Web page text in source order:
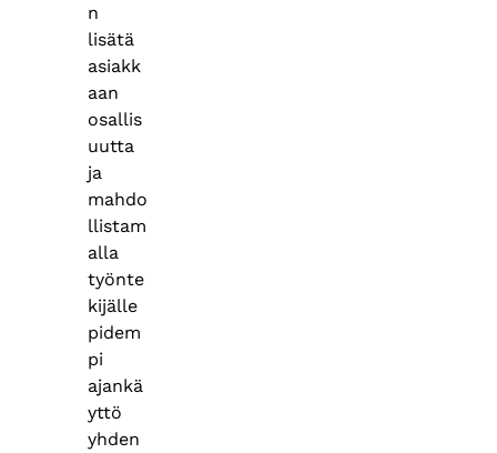
n
lisätä
asiakk
aan
osallis
uutta
ja
mahdo
llistam
alla
työnte
kijälle
pidem
pi
ajankä
yttö
yhden